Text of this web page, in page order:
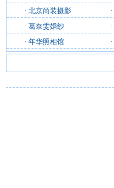
· 北京尚装摄影 ·
· 葛奈雯婚纱 ·
· 年华照相馆 ·